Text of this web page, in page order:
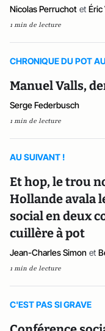
Nicolas Perruchot et Éric
1 min de lecture
CHRONIQUE DU POT
Manuel Valls,
Serge Federbusch
1 min de lecture
AU SUIVANT !
Et hop, le trou
Hollande avala
social en deux
cuillère à pot
Jean-Charles Simon et
1 min de lecture
C'EST PAS SI GRAVE